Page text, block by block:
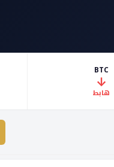
BTC
↓
هابط